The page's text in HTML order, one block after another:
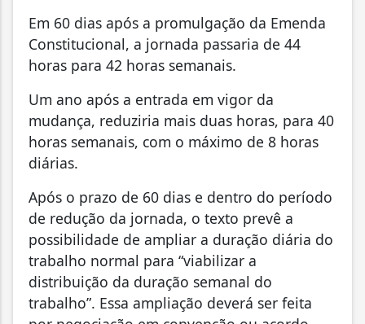
Em 60 dias após a promulgação da Emenda
Constitucional, a jornada passaria de 44
horas para 42 horas semanais.
Um ano após a entrada em vigor da
mudança, reduziria mais duas horas, para 40
horas semanais, com o máximo de 8 horas
diárias.
Após o prazo de 60 dias e dentro do período
de redução da jornada, o texto prevê a
possibilidade de ampliar a duração diária do
trabalho normal para “viabilizar a
distribuição da duração semanal do
trabalho”. Essa ampliação deverá ser feita